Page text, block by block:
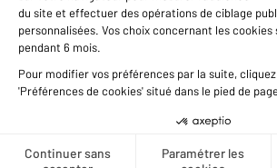
Nous contacter
Données personnelles
Gestionnaire des cookies